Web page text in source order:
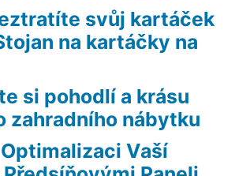
svůj kartáček
na kartáčky na
si pohodlí a krásu
zahradního nábytku
Vaší